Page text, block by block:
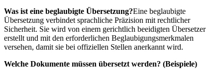
Was ist eine beglaubigte Übersetzung?Eine beglaubigte
Übersetzung verbindet sprachliche Präzision mit rechtlicher
Sicherheit. Sie wird von einem gerichtlich beeidigten Übersetzer
erstellt und mit den erforderlichen Beglaubigungsmerkmalen
versehen, damit sie bei offiziellen Stellen anerkannt wird.
Welche Dokumente müssen übersetzt werden? (Beispiele)